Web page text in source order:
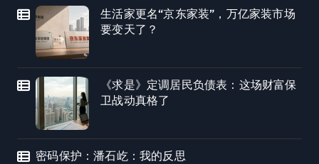
生活家更名“京东家装”，万亿家装市场
要变天了？
《求是》定调居民负债表：这场财富保
卫战动真格了
密码保护：潘石屹：我的反思